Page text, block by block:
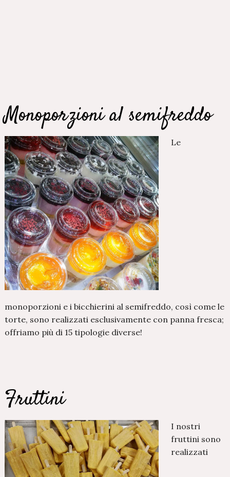
Monoporzioni al semifreddo
Le
monoporzioni e i bicchierini al semifreddo, così come le
torte, sono realizzati esclusivamente con panna fresca;
offriamo più di 15 tipologie diverse!
Fruttini
I nostri
fruttini sono
realizzati